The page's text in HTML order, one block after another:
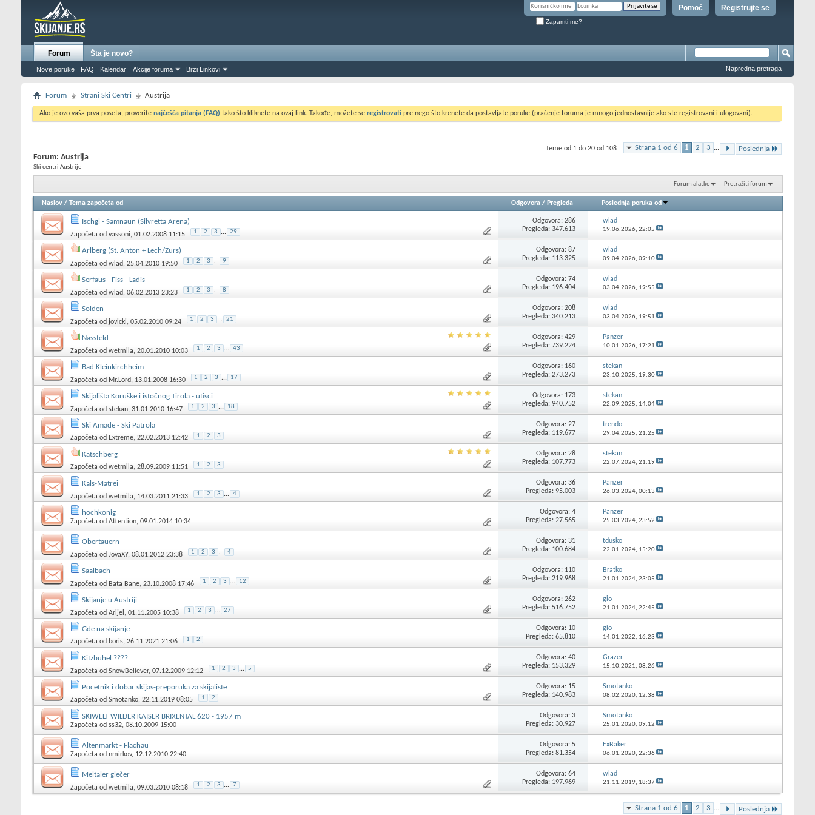
Registrujte se
Pomoć
Zapamti me?
Forum
Nove poruke FAQ Kalendar Akcije foruma Brzi Linkovi
Šta je novo?
Napredna pretraga
Forum Strani Ski Centri Austrija
Ako je ovo vaša prva poseta, proverite najčešća pitanja (FAQ) tako što kliknete na ovaj link. Takođe, možete se registrovati pre nego što krenete da postavljate poruke (praćenje foruma je mnogo jednostavnije ako ste registrovani i ulogovani).
Strana 1 od 6 1 2 3 ... Poslednja
Teme od 1 do 20 od 108
Forum: Austrija
Ski centri Austrije
Forum alatke Pretražiti forum
Naslov / Tema započeta od Odgovora / Pregleda Poslednja poruka od
Ischgl - Samnaun (Silvretta Arena)
Započeta od vassoni, 01.02.2008 11:15 1 2 3 ... 29
Odgovora:286
Pregleda: 347.613
wlad
19.06.2026, 22:05
Arlberg (St. Anton + Lech/Zurs)
Započeta od wlad, 25.04.2010 19:50 1 2 3 ... 9
Odgovora:87
Pregleda: 113.325
wlad
09.04.2026, 09:10
Serfaus - Fiss - Ladis
Započeta od wlad, 06.02.2013 23:23 1 2 3 ... 8
Odgovora:74
Pregleda: 196.404
wlad
03.04.2026, 19:55
Solden
Započeta od jovicki, 05.02.2010 09:24 1 2 3 ... 21
Odgovora:208
Pregleda: 340.213
wlad
03.04.2026, 19:51
Nassfeld
Započeta od wetmila, 20.01.2010 10:03 1 2 3 ... 43
Odgovora:429
Pregleda: 739.224
Panzer
10.01.2026, 17:21
Bad Kleinkirchheim
Započeta od Mr.Lord, 13.01.2008 16:30 1 2 3 ... 17
Odgovora: 160
Pregleda: 273.273
stekan
23.10.2025, 19:30
Skijališta Koruške i istočnog Tirola - utisci
Započeta od stekan, 31.01.2010 16:47 1 2 3 ... 18
Odgovora: 173
Pregleda: 940.752
stekan
22.09.2025, 14:04
Ski Amade - Ski Patrola
Započeta od Extreme, 22.02.2013 12:42 1 2 3
Odgovora:27
Pregleda: 119.677
trendo
29.04.2025, 21:25
Katschberg
Započeta od wetmila, 28.09.2009 11:51 1 2 3
Odgovora:28
Pregleda: 107.773
stekan
22.07.2024, 21:19
Kals-Matrei
Započeta od wetmila, 14.03.2011 21:33 1 2 3 ... 4
Odgovora:36
Pregleda: 95.003
Panzer
26.03.2024, 00:13
hochkonig
Započeta od Attention, 09.01.2014 10:34
Odgovora:4
Pregleda: 27.565
Panzer
25.03.2024, 23:52
Obertauern
Započeta od JovaXY, 08.01.2012 23:38 1 2 3 ... 4
Odgovora:31
Pregleda: 100.684
tdusko
22.01.2024, 15:20
Saalbach
Započeta od Bata Bane, 23.10.2008 17:46 1 2 3 ... 12
Odgovora: 110
Pregleda: 219.968
Bratko
21.01.2024, 23:05
Skijanje u Austriji
Započeta od Arijel , 01.11.2005 10:38 1 2 3 ... 27
Odgovora:262
Pregleda: 516.752
gio
21.01.2024, 22:45
Gde na skijanje
Započeta od boris, 26.11.2021 21:06 1 2
Odgovora: 10
Pregleda: 65.810
gio
14.01.2022, 16:23
Kitzbuhel ????
Započeta od SnowBeliever, 07.12.2009 12:12 1 2 3 ... 5
Odgovora:40
Pregleda: 153.329
Grazer
15.10.2021, 08:26
Pocetnik i dobar skijas-preporuka za skijaliste
Započeta od Smotanko, 22.11.2019 08:05 1 2
Odgovora: 15
Pregleda: 140.983
Smotanko
08.02.2020, 12:38
SKIWELT WILDER KAISER BRIXENTAL 620 - 1957 m
Započeta od ss32, 08.10.2009 15:00
Odgovora:3
Pregleda: 30.927
Smotanko
25.01.2020, 09:12
Altenmarkt - Flachau
Započeta od nmirkov, 12.12.2010 22:40
Odgovora:5
Pregleda: 81.354
ExBaker
06.01.2020, 22:36
Meltaler glečer
Započeta od wetmila, 09.03.2010 08:18 1 2 3 ... 7
Odgovora:64
Pregleda: 197.969
wlad
21.11.2019, 18:37
Strana 1 od 6 1 2 3 ... Poslednja